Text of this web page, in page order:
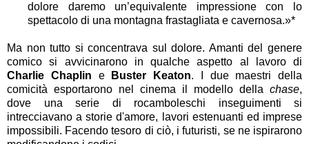
dolore daremo un’equivalente impressione con lo
spettacolo di una montagna frastagliata e cavernosa.»*
Ma non tutto si concentrava sul dolore. Amanti del genere
comico si avvicinarono in qualche aspetto al lavoro di
Charlie Chaplin e Buster Keaton. I due maestri della
comicità esportarono nel cinema il modello della chase,
dove una serie di rocamboleschi inseguimenti si
intrecciavano a storie d'amore, lavori estenuanti ed imprese
impossibili. Facendo tesoro di ciò, i futuristi, se ne ispirarono